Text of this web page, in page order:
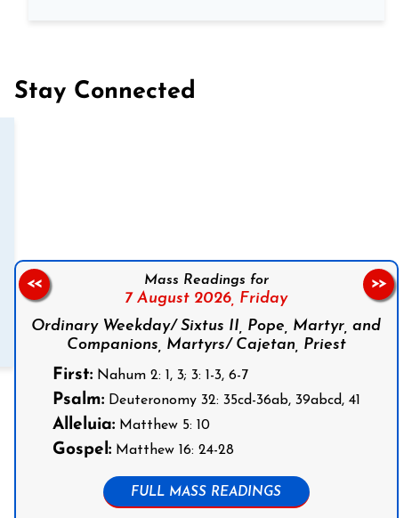
Stay Connected
Mass Readings for
7 August 2026, Friday
Ordinary Weekday/ Sixtus II, Pope, Martyr, and
Companions, Martyrs/ Cajetan, Priest
First:Nahum 2: 1, 3; 3: 1-3, 6-7
Psalm:Deuteronomy 32: 35cd-36ab, 39abcd, 41
Alleluia:Matthew 5: 10
Gospel:Matthew 16: 24-28
FULL MASS READINGS
<< >>